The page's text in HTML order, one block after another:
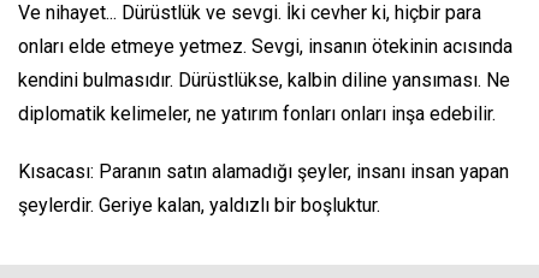
Ve nihayet... Dürüstlük ve sevgi. İki cevher ki, hiçbir para
onları elde etmeye yetmez. Sevgi, insanın ötekinin acısında
kendini bulmasıdır. Dürüstlükse, kalbin diline yansıması. Ne
diplomatik kelimeler, ne yatırım fonları onları inşa edebilir.
Kısacası: Paranın satın alamadığı şeyler, insanı insan yapan
şeylerdir. Geriye kalan, yaldızlı bir boşluktur.